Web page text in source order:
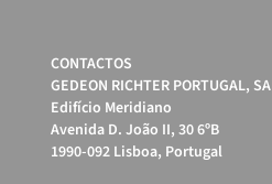
CONTACTOS
GEDEON RICHTER PORTUGAL, SA
Edifício Meridiano
Avenida D. João II, 30 6ºB
1990-092 Lisboa, Portugal